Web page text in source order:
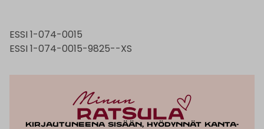
ESSI 1-074-0015
ESSI 1-074-0015-9825--XS
Kirjautuneena sisään, hyödynnät kanta-